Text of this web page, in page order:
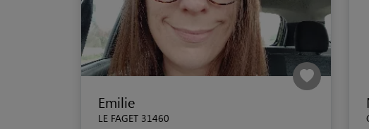
Emilie
LE FAGET 31460